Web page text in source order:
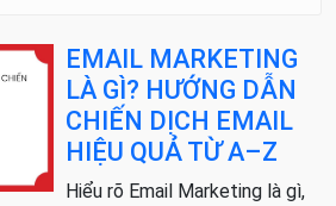
EMAIL MARKETING
LÀ GÌ? HƯỚNG DẪN
CHIẾN DỊCH EMAIL
HIỆU QUẢ TỪ A–Z
Hiểu rõ Email Marketing là gì,